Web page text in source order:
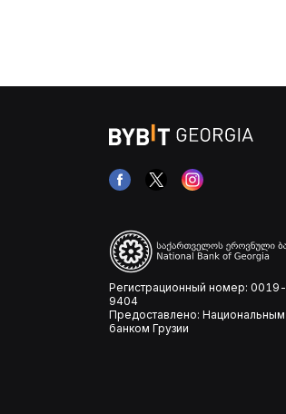
Регистрационный номер: 0019-
9404
Предоставлено: Национальным
банком Грузии